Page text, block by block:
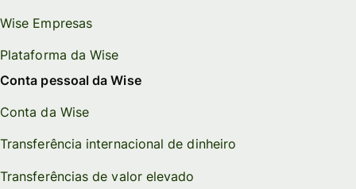
Wise Empresas
Plataforma da Wise
Conta pessoal da Wise
Conta da Wise
Transferência internacional de dinheiro
Transferências de valor elevado